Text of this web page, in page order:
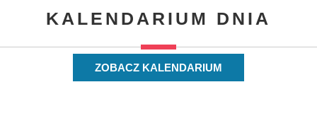
KALENDARIUM DNIA
ZOBACZ KALENDARIUM